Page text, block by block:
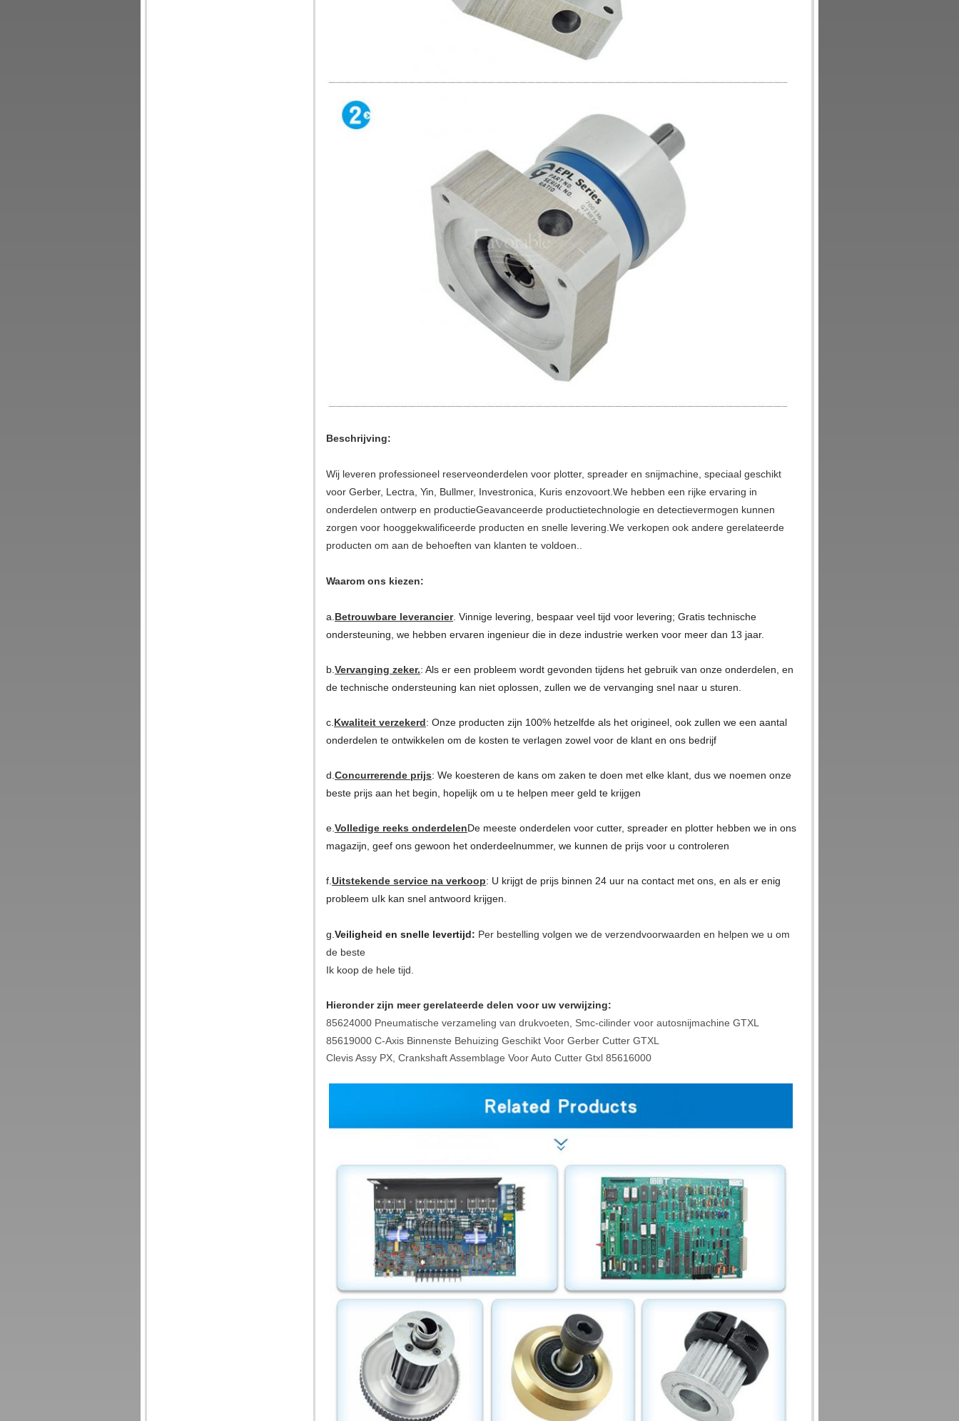
Beschrijving:
Wij leveren professioneel reserveonderdelen voor plotter, spreader en snijmachine, speciaal geschikt
voor Gerber, Lectra, Yin, Bullmer, Investronica, Kuris enzovoort.We hebben een rijke ervaring in
onderdelen ontwerp en productieGeavanceerde productietechnologie en detectievermogen kunnen
zorgen voor hooggekwalificeerde producten en snelle levering.We verkopen ook andere gerelateerde
producten om aan de behoeften van klanten te voldoen..
Waarom ons kiezen:
a. Betrouwbare leverancier. Vinnige levering, bespaar veel tijd voor levering; Gratis technische
ondersteuning, we hebben ervaren ingenieur die in deze industrie werken voor meer dan 13 jaar.
b. Vervanging zeker.: Als er een probleem wordt gevonden tijdens het gebruik van onze onderdelen, en
de technische ondersteuning kan niet oplossen, zullen we de vervanging snel naar u sturen.
c. Kwaliteit verzekerd: Onze producten zijn 100% hetzelfde als het origineel, ook zullen we een aantal
onderdelen te ontwikkelen om de kosten te verlagen zowel voor de klant en ons bedrijf
d. Concurrerende prijs: We koesteren de kans om zaken te doen met elke klant, dus we noemen onze
beste prijs aan het begin, hopelijk om u te helpen meer geld te krijgen
e. Volledige reeks onderdelenDe meeste onderdelen voor cutter, spreader en plotter hebben we in ons
magazijn, geef ons gewoon het onderdeelnummer, we kunnen de prijs voor u controleren
f. Uitstekende service na verkoop: U krijgt de prijs binnen 24 uur na contact met ons, en als er enig
probleem uIk kan snel antwoord krijgen.
g. Veiligheid en snelle levertijd: Per bestelling volgen we de verzendvoorwaarden en helpen we u om
de beste
Ik koop de hele tijd.
Hieronder zijn meer gerelateerde delen voor uw verwijzing:
85624000 Pneumatische verzameling van drukvoeten, Smc-cilinder voor autosnijmachine GTXL
85619000 C-Axis Binnenste Behuizing Geschikt Voor Gerber Cutter GTXL
Clevis Assy PX, Crankshaft Assemblage Voor Auto Cutter Gtxl 85616000